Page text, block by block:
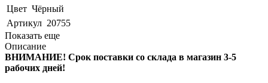
Цвет Чёрный
Артикул 20755
Показать еще
Описание
ВНИМАНИЕ! Срок поставки со склада в магазин 3-5
рабочих дней!